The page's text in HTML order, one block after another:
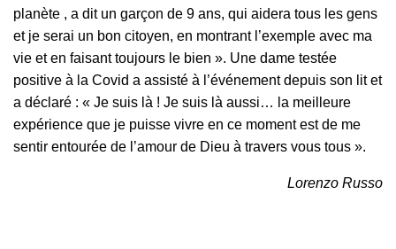
planète , a dit un garçon de 9 ans, qui aidera tous les gens
et je serai un bon citoyen, en montrant l’exemple avec ma
vie et en faisant toujours le bien ». Une dame testée
positive à la Covid a assisté à l’événement depuis son lit et
a déclaré : « Je suis là ! Je suis là aussi… la meilleure
expérience que je puisse vivre en ce moment est de me
sentir entourée de l’amour de Dieu à travers vous tous ».
Lorenzo Russo